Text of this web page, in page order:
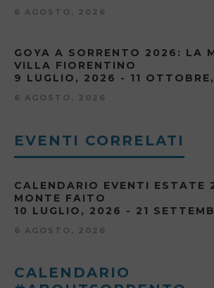
6 AGOSTO, 2026
GOYA A SORRENTO 2026: LA
VILLA FIORENTINO
9 LUGLIO, 2026 - 11
6 AGOSTO, 2026
EVENTI CORRELATI
CALENDARIO EVENTI ESTATE
MONTE FAITO
10 LUGLIO, 2026 - 21
6 AGOSTO, 2026
CALENDARIO